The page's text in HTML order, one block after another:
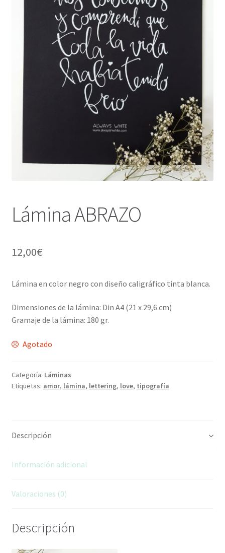
Lámina ABRAZO
12,00€
Lámina en color negro con diseño caligráfico tinta blanca.
Dimensiones de la lámina: Din A4 (21 x 29,6 cm)
Gramaje de la lámina: 180 gr.
Agotado
Categoría: Láminas
Etiquetas: amor, lámina, lettering, love, tipografía
Descripción
Información adicional
Valoraciones (0)
Descripción